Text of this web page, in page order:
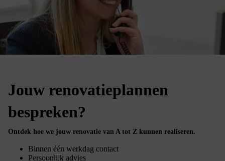
Jouw renovatieplannen
bespreken?
Ontdek hoe we jouw renovatie van A tot Z kunnen realiseren.
Binnen één werkdag contact
Persoonlijk advies